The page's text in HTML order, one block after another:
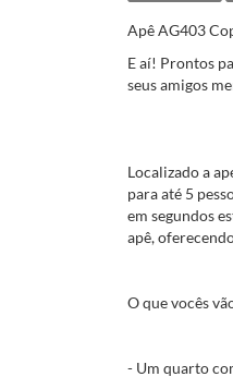
Apê AG403
E aí! Prontos
seus amigos
Localizado a
para até 5
em segundos
apê,
O que vocês
- Um quarto